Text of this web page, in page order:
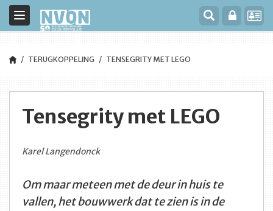
Toggle
navigation
TERUGKOPPELING TENSEGRITY MET LEGO
Tensegrity met LEGO
Karel Langendonck
Om maar meteen met de deur in huis te
vallen, het bouwwerk dat te zien is in de